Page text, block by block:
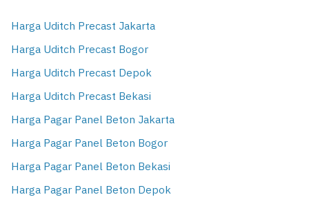
Harga Uditch Precast Jakarta
Harga Uditch Precast Bogor
Harga Uditch Precast Depok
Harga Uditch Precast Bekasi
Harga Pagar Panel Beton Jakarta
Harga Pagar Panel Beton Bogor
Harga Pagar Panel Beton Bekasi
Harga Pagar Panel Beton Depok